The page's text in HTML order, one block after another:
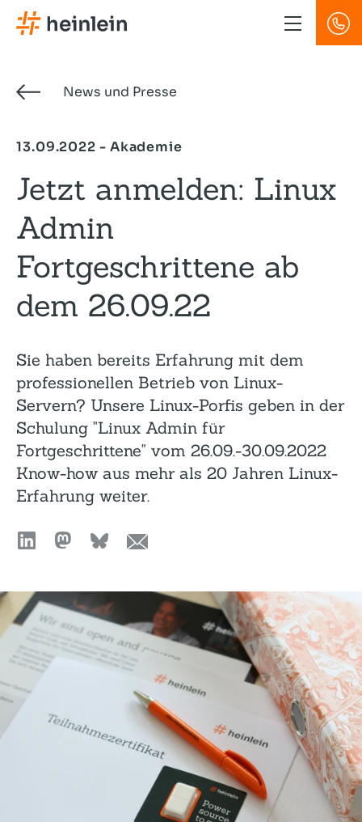
Direkt
zum
News und Presse
13.09.2022 - Akademie
Jetzt anmelden: Linux
Admin
Fortgeschrittene ab
dem 26.09.22
Sie haben bereits Erfahrung mit dem
professionellen Betrieb von Linux-
Servern? Unsere Linux-Porfis geben in der
Schulung "Linux Admin für
Fortgeschrittene" vom 26.09.-30.09.2022
Know-how aus mehr als 20 Jahren Linux-
Erfahrung weiter.